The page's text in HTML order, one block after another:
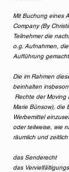
Mit Buchung eines
Company (By
Teilnehmer die
o.g. Aufnahmen,
Aufführung
Die im Rahmen
beinhalten
Rechte der Moving
Marie Bünsow), die
Werbemittel
oder teilweise, wie
räumlich und
das Senderecht
das